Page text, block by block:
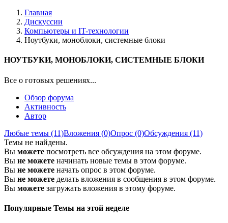
Главная
Дискуссии
Компьютеры и IT-технологии
Ноутбуки, моноблоки, системные блоки
НОУТБУКИ, МОНОБЛОКИ, СИСТЕМНЫЕ БЛОКИ
Все о готовых решениях...
Обзор форума
Активность
Автор
Любые темы (11)Вложения (0)Опрос (0)Обсуждения (11)
Темы не найдены.
Вы можете посмотреть все обсуждения на этом форуме.
Вы не можете начинать новые темы в этом форуме.
Вы не можете начать опрос в этом форуме.
Вы не можете делать вложения в сообщения в этом форуме.
Вы можете загружать вложения в этому форуме.
Популярные Темы на этой неделе